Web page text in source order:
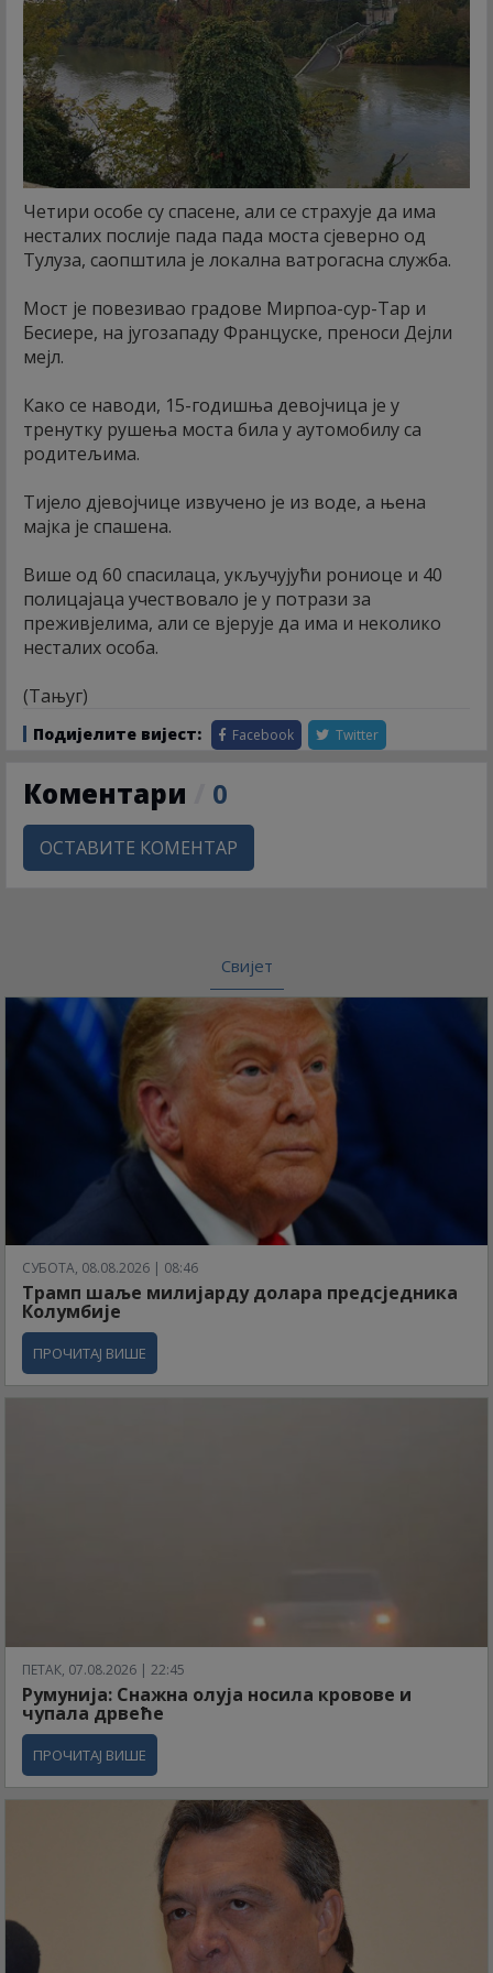
Четири особе су спасене, али се страхује да има
несталих послије пада пада моста сјеверно од
Тулуза, саопштила је локална ватрогасна служба.
Мост је повезивао градове Мирпоа-сур-Тар и
Бесиере, на југозападу Француске, преноси Дејли
мејл.
Како се наводи, 15-годишња девојчица је у
тренутку рушења моста била у аутомобилу са
родитељима.
Тијело дјевојчице извучено је из воде, а њена
мајка је спашена.
Више од 60 спасилаца, укључујући рониоце и 40
полицајаца учествовало је у потрази за
преживјелима, али се вјерује да има и неколико
несталих особа.
(Тањуг)
Подијелите вијест: Facebook Twitter
Коментари 0
ОСТАВИТЕ КОМЕНТАР
Свијет
СУБОТА, 08.08.2026 | 08:46
Трамп шаље милијарду долара предсједника
Колумбије
ПРОЧИТАЈ ВИШЕ
ПЕТАК, 07.08.2026 | 22:45
Румунија: Снажна олуја носила кровове и
чупала дрвеће
ПРОЧИТАЈ ВИШЕ